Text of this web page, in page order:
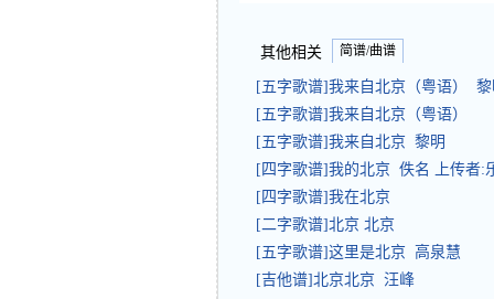
其他相关 简谱/曲谱
[五字歌谱]我来自北京（粤语）
[五字歌谱]我来自北京（粤语）
[五字歌谱]我来自北京 黎明
[四字歌谱]我的北京 佚名 上传者:
[四字歌谱]我在北京
[二字歌谱]北京 北京
[五字歌谱]这里是北京 高泉慧
[吉他谱]北京北京 汪峰